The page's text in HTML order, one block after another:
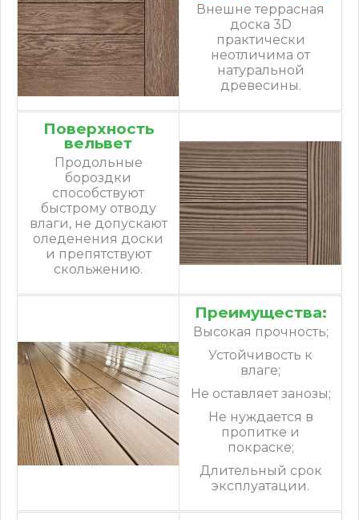
Внешне террасная
доска 3D
практически
неотличима от
натуральной
древесины.
Поверхность
вельвет
Продольные
бороздки
способствуют
быстрому отводу
влаги, не допускают
оледенения доски
и препятствуют
скольжению.
Преимущества:
Высокая прочность;
Устойчивость к
влаге;
Не оставляет занозы;
Не нуждается в
пропитке и
покраске;
Длительный срок
эксплуатации.